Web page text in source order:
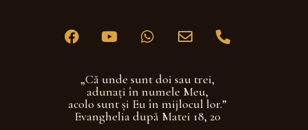
„Că unde sunt doi sau trei,
adunaţi în numele Meu,
acolo sunt şi Eu în mijlocul lor.”
Evanghelia după Matei 18, 20